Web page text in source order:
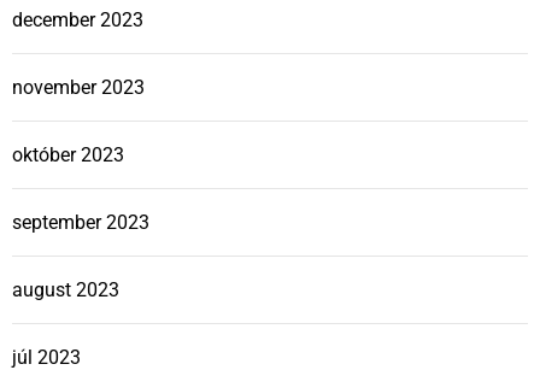
december 2023
november 2023
október 2023
september 2023
august 2023
júl 2023